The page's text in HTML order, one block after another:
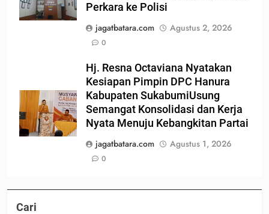
Perkara ke Polisi
jagatbatara.com
Agustus 2, 2026
0
Hj. Resna Octaviana Nyatakan
Kesiapan Pimpin DPC Hanura
Kabupaten SukabumiUsung
Semangat Konsolidasi dan Kerja
Nyata Menuju Kebangkitan Partai
jagatbatara.com
Agustus 1, 2026
0
Cari